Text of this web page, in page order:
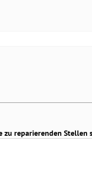
zu reparierenden Stellen